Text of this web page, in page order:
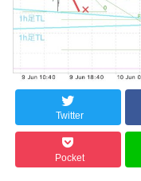
Twitter
Pocket